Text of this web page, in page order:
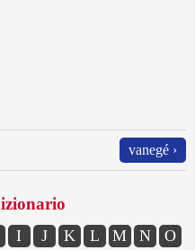
vanegé ›
I J K L M N
O